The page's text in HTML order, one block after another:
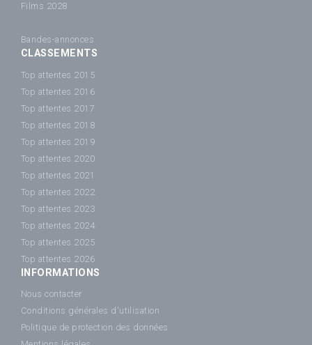
Films 2028
Bandes-annonces
CLASSEMENTS
Top attentes 2015
Top attentes 2016
Top attentes 2017
Top attentes 2018
Top attentes 2019
Top attentes 2020
Top attentes 2021
Top attentes 2022
Top attentes 2023
Top attentes 2024
Top attentes 2025
Top attentes 2026
INFORMATIONS
Nous contacter
Conditions générales d'utilisation
Politique de protection des données